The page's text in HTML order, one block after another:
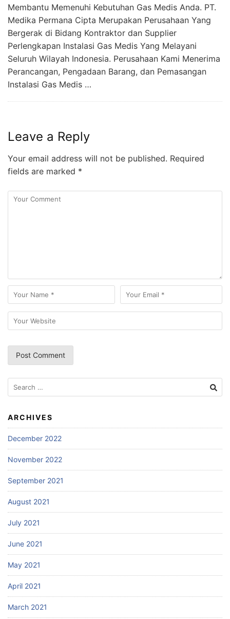
Membantu Memenuhi Kebutuhan Gas Medis Anda. PT.
Medika Permana Cipta Merupakan Perusahaan Yang
Bergerak di Bidang Kontraktor dan Supplier
Perlengkapan Instalasi Gas Medis Yang Melayani
Seluruh Wilayah Indonesia. Perusahaan Kami Menerima
Perancangan, Pengadaan Barang, dan Pemasangan
Instalasi Gas Medis …
Leave a Reply
Your email address will not be published. Required
fields are marked *
Search
for:
ARCHIVES
December 2022
November 2022
September 2021
August 2021
July 2021
June 2021
May 2021
April 2021
March 2021